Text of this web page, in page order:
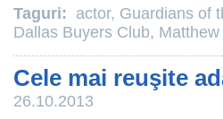
Taguri: actor, Guardians of
Dallas Buyers Club,
Cele mai reuşite
26.10.2013